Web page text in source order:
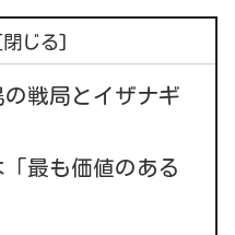
戦局とイザナギ
最も価値のある